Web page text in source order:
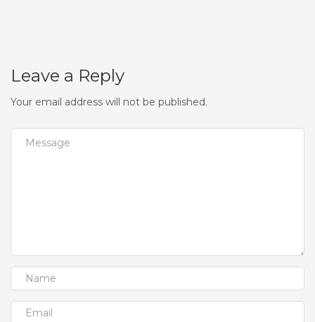
Leave a Reply
Your email address will not be published.